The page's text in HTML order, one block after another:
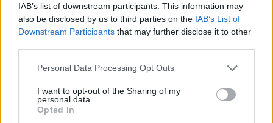
IAB’s list of downstream participants. This information may
also be disclosed by us to third parties on the IAB’s List of
Downstream Participants that may further disclose it to other
Please note that this website/app uses one or more Google
not limited to your visit or usage behaviour. You may click to
grant or deny consent to Google and its third-party tags to
use your data for below specified purposes in below Google
Personal Data Processing Opt Outs
I want to opt-out of the Sharing of my
personal data.
Opted In